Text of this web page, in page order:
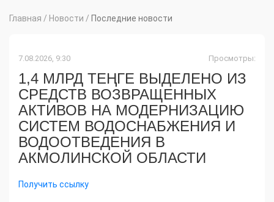
Главная / Новости / Последние новости
7.08.2026, 9:30 Просмотры:
1,4 МЛРД ТЕҢГЕ ВЫДЕЛЕНО ИЗ
СРЕДСТВ ВОЗВРАЩЕННЫХ
АКТИВОВ НА МОДЕРНИЗАЦИЮ
СИСТЕМ ВОДОСНАБЖЕНИЯ И
ВОДООТВЕДЕНИЯ В
АКМОЛИНСКОЙ ОБЛАСТИ
Получить ссылку